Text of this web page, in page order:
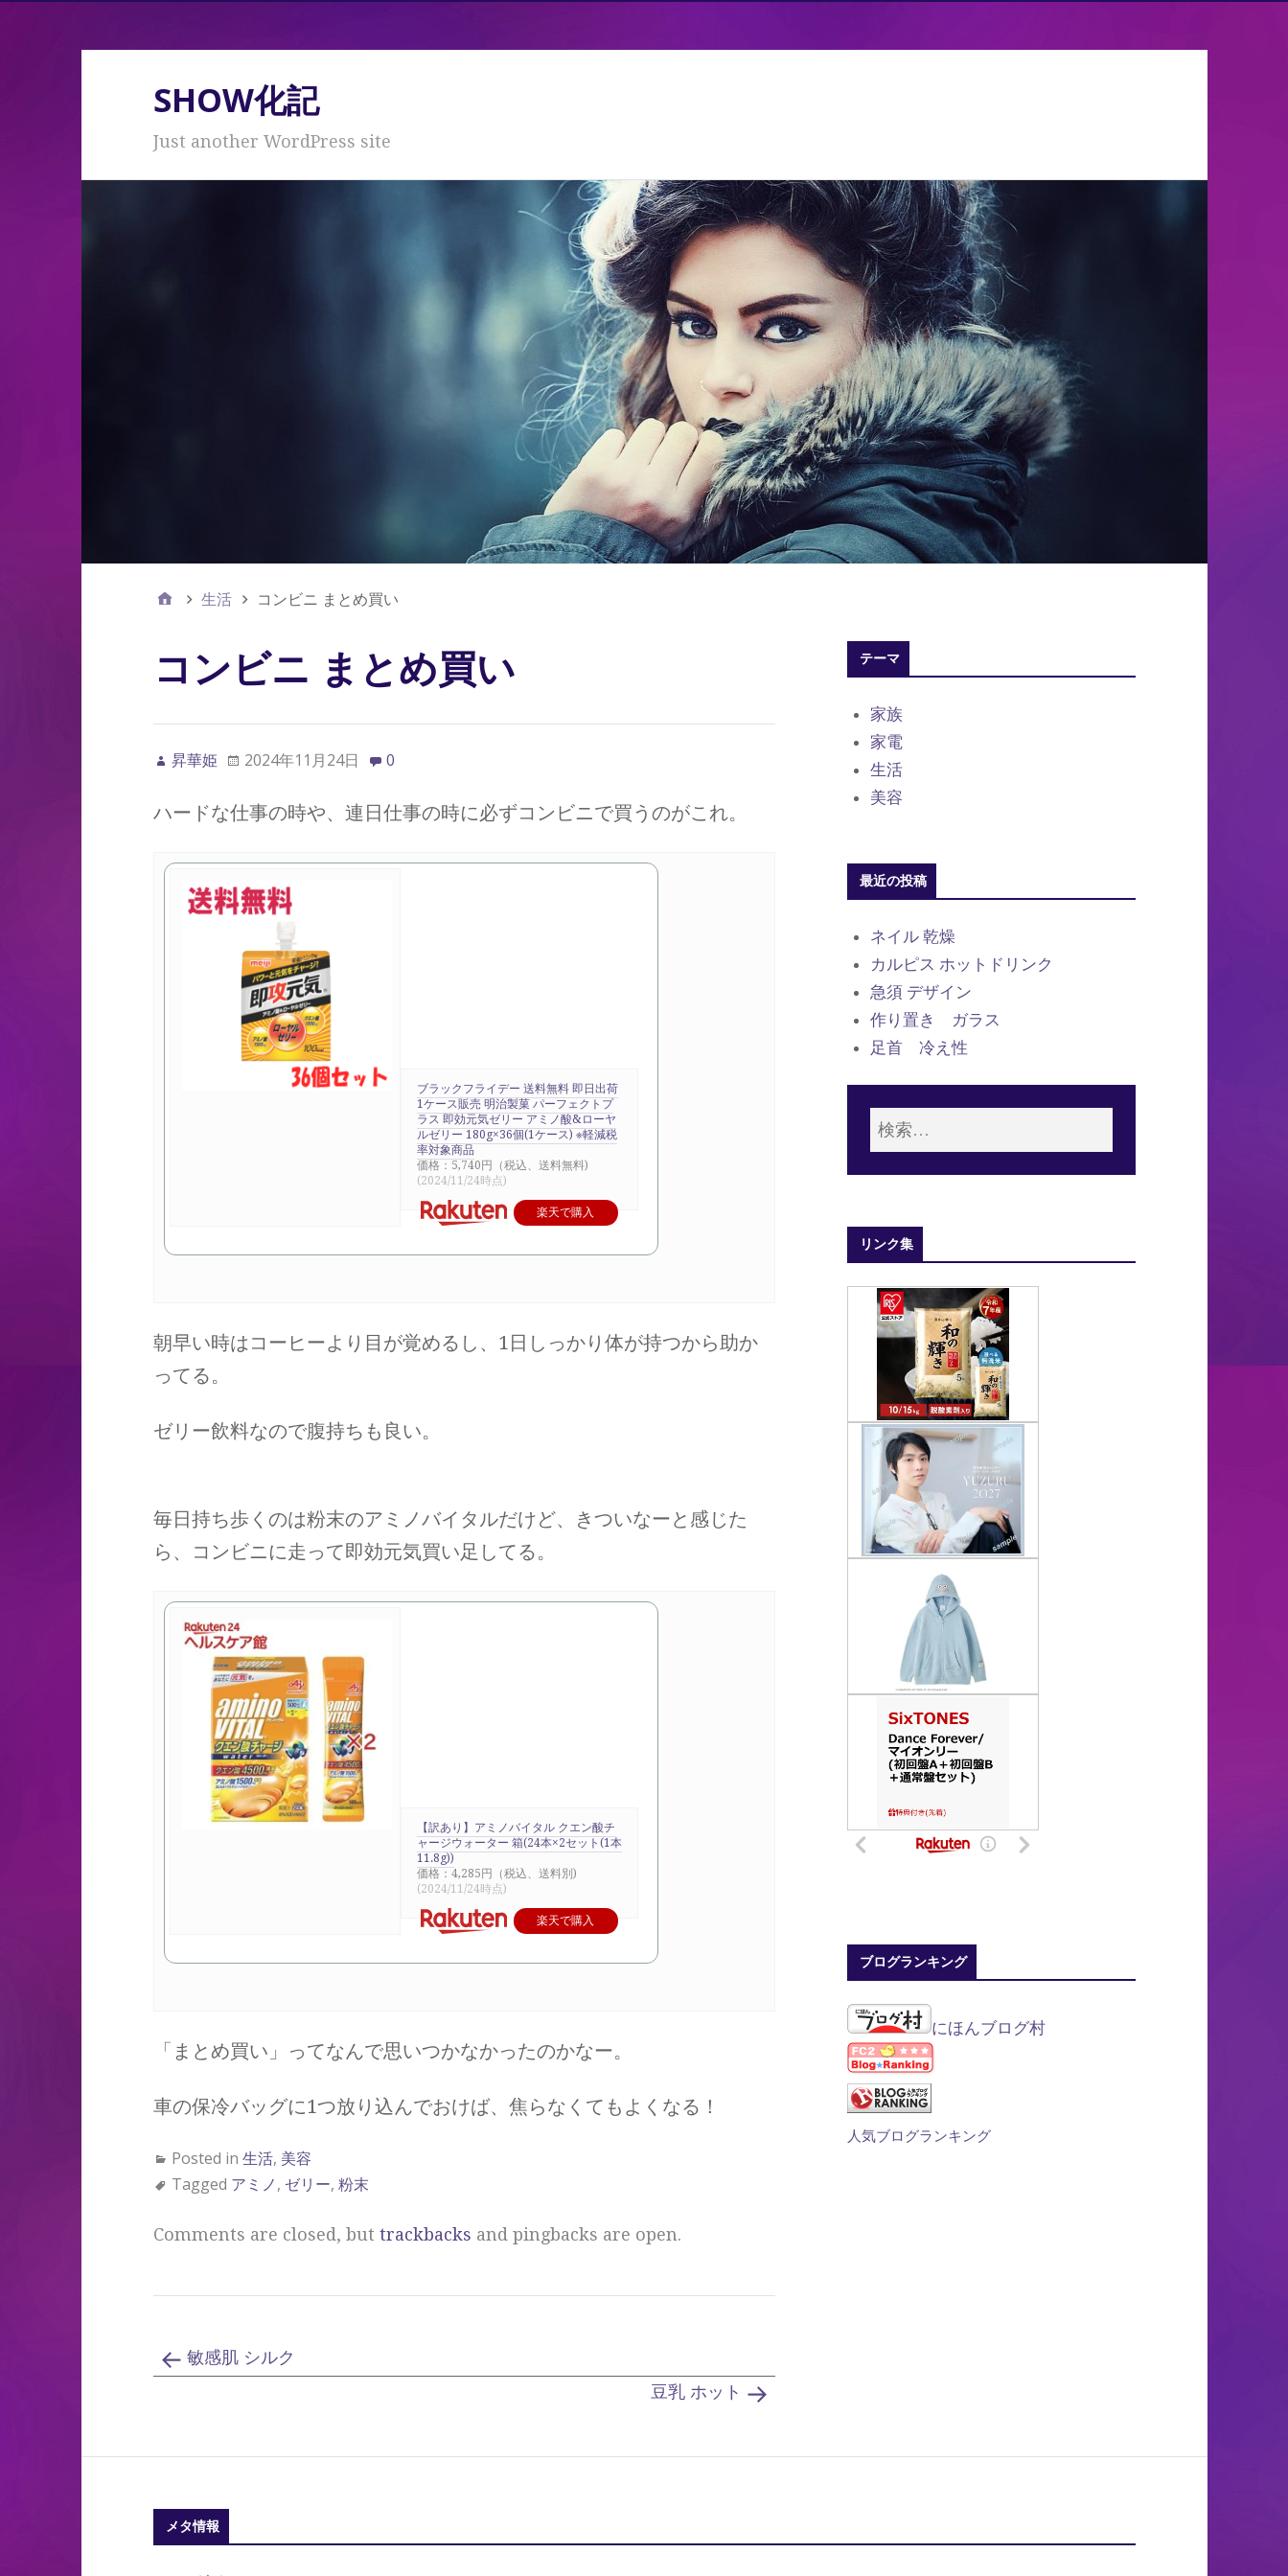
SHOW化記
Just another WordPress site
生活 コンビニ まとめ買い
コンビニ まとめ買い
昇華姫 2024年11月24日 0
ハードな仕事の時や、連日仕事の時に必ずコンビニで買うのがこれ。
ブラックフライデー 送料無料 即日出荷
1ケース販売 明治製菓 パーフェクトプ
ラス 即効元気ゼリー アミノ酸&ローヤ
ルゼリー 180g×36個(1ケース) ※軽減税
率対象商品
価格：5,740円（税込、送料無料)
(2024/11/24時点)
楽天で購入
朝早い時はコーヒーより目が覚めるし、1日しっかり体が持つから助か
ってる。
ゼリー飲料なので腹持ちも良い。
毎日持ち歩くのは粉末のアミノバイタルだけど、きついなーと感じた
ら、コンビニに走って即効元気買い足してる。
【訳あり】アミノバイタル クエン酸チ
ャージウォーター 箱(24本×2セット(1本
11.8g))
価格：4,285円（税込、送料別)
(2024/11/24時点)
楽天で購入
「まとめ買い」ってなんで思いつかなかったのかなー。
車の保冷バッグに1つ放り込んでおけば、焦らなくてもよくなる！
Posted in 生活, 美容
Tagged アミノ, ゼリー, 粉末
Comments are closed, but trackbacks and pingbacks are open.
敏感肌 シルク
豆乳 ホット
テーマ
家族
家電
生活
美容
最近の投稿
ネイル 乾燥
カルピス ホットドリンク
急須 デザイン
作り置き ガラス
足首 冷え性
リンク集
ブログランキング
にほんブログ村
人気ブログランキング
メタ情報